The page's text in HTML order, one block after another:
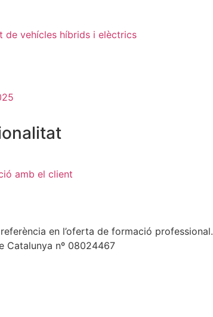
de vehícles híbrids i elèctrics
amb el client
en l’oferta de formació professional.
Catalunya nº 08024467